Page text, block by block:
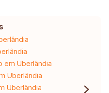
em Uberlândia
Uberlândia
Uberlândia